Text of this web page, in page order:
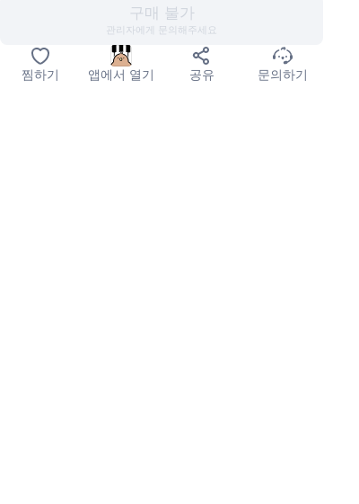
구매 불가
관리자에게 문의해주세요
찜하기 앱에서 열기 공유 문의하기